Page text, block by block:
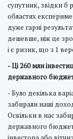
супутник, звідки б
областях
дуже гарні
дешевше, ніж це
і є ризик, що з 1
- Ці 260 млн
державного
- Було декілька
забирали наші
Оскільки в нас
державного